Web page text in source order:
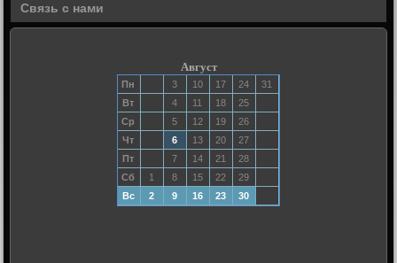
Связь с нами
Август
Пн 3 10 17 24
31
Вт
4 11 18
25
Ср
5 12 19
26
Чт
6 13 20
27
Пт
7 14 21
28
Сб
1 8 15 22
29
Вс
2 9 16 23 30